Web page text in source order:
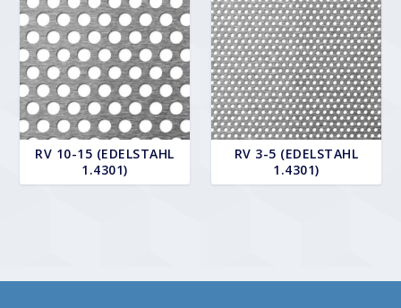
RV 10-15 (EDELSTAHL
1.4301)
RV 3-5 (EDELSTAHL
1.4301)